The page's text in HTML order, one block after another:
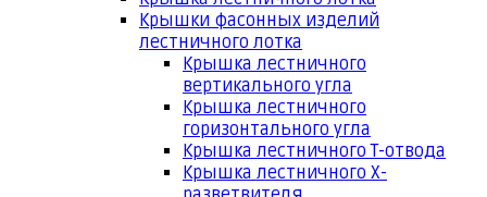
Крышки фасонных изделий
лестничного лотка
Крышка лестничного
вертикального угла
Крышка лестничного
горизонтального угла
Крышка лестничного Т-отвода
Крышка лестничного Х-